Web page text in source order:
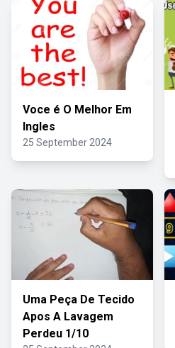
Voce é O Melhor Em
Ingles
25 September 2024
Uma Peça De Tecido
Apos A Lavagem
Perdeu 1/10